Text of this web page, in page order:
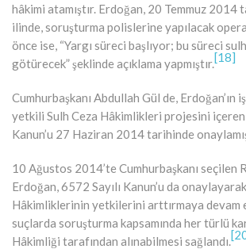
hâkimi atamıştır. Erdoğan, 20 Temmuz 2014
ilinde, soruşturma polislerine yapılacak
önce ise, “Yargı süreci başlıyor; bu süreci
götürecek” şeklinde açıklama yapmıştır.[18]
Cumhurbaşkanı Abdullah Gül de,
yetkili Sulh Ceza Hâkimlikleri projesini içeren
Kanun’u 27 Haziran 2014 tarihinde
10 Ağustos 2014’te Cumhurbaşkanı seçilen
Erdoğan, 6572 Sayılı Kanun’u da
Hâkimliklerinin yetkilerini arttırmaya
suçlarda soruşturma kapsamında her türlü
Hâkimliği tarafından alınabilmesi sağlandı.